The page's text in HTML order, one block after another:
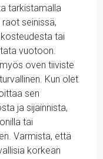
tarkistamalla
seinissä,
tai
vuotoon.
oven tiiviste
Kun olet
sen
ja sijainnista,
tai
Varmista, että
korkean